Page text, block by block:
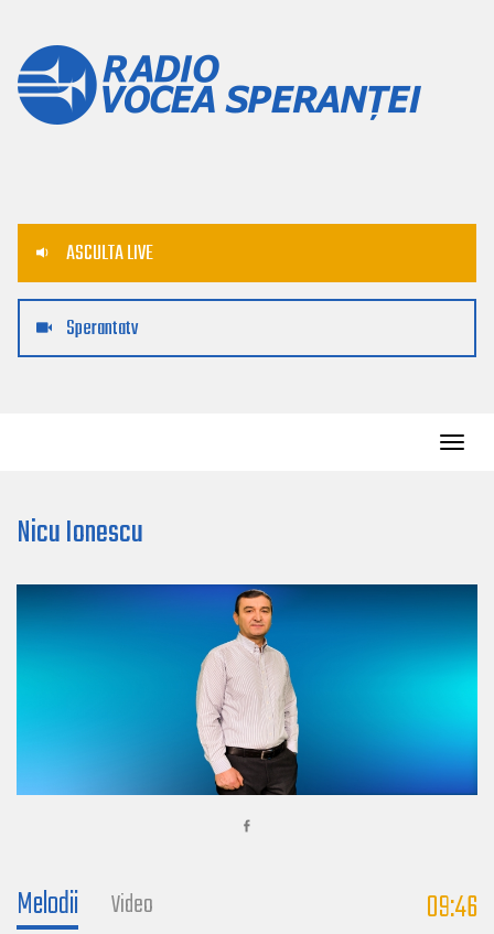
ASCULTA LIVE
Sperantatv
Nicu Ionescu
Melodii Video 09:46